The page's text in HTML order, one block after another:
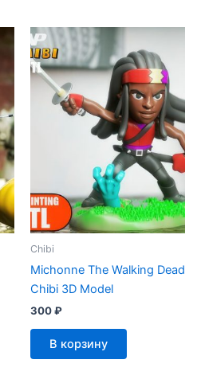
Chibi
Michonne The Walking Dead
Chibi 3D Model
300₽
В корзину